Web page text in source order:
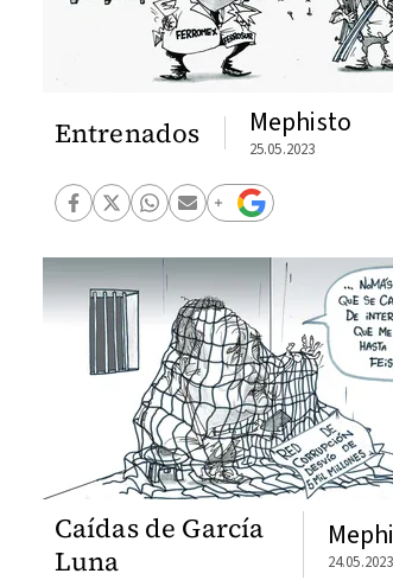
Entrenados Mephisto
25.05.2023
Caídas de García
Luna
24.05.2023